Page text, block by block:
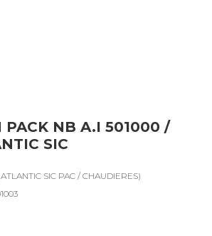
PACK NB A.I 501000 /
SIC
SIC PAC / CHAUDIERES)